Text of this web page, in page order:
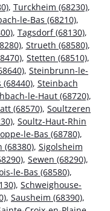
, Turckheim (68230),
le-Bas (68210),
, Tagsdorf (68130),
, Strueth (68580),
, Stetten (68510),
, Steinbrunn-le-
, Steinbach
le-Haut (68720),
(68570), Soultzeren
, Soultz-Haut-Rhin
le-Bas (68780),
(68380), Sigolsheim
, Sewen (68290),
le-Bas (68580),
, Schweighouse-
, Sausheim (68390),